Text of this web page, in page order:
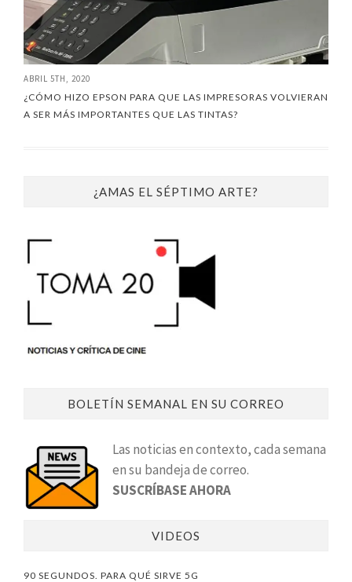
ABRIL 5TH, 2020
¿CÓMO HIZO EPSON PARA QUE LAS IMPRESORAS VOLVIERAN
A SER MÁS IMPORTANTES QUE LAS TINTAS?
¿AMAS EL SÉPTIMO ARTE?
BOLETÍN SEMANAL EN SU CORREO
Las noticias en contexto, cada semana
en su bandeja de correo.
SUSCRÍBASE AHORA
VIDEOS
90 SEGUNDOS. PARA QUÉ SIRVE 5G